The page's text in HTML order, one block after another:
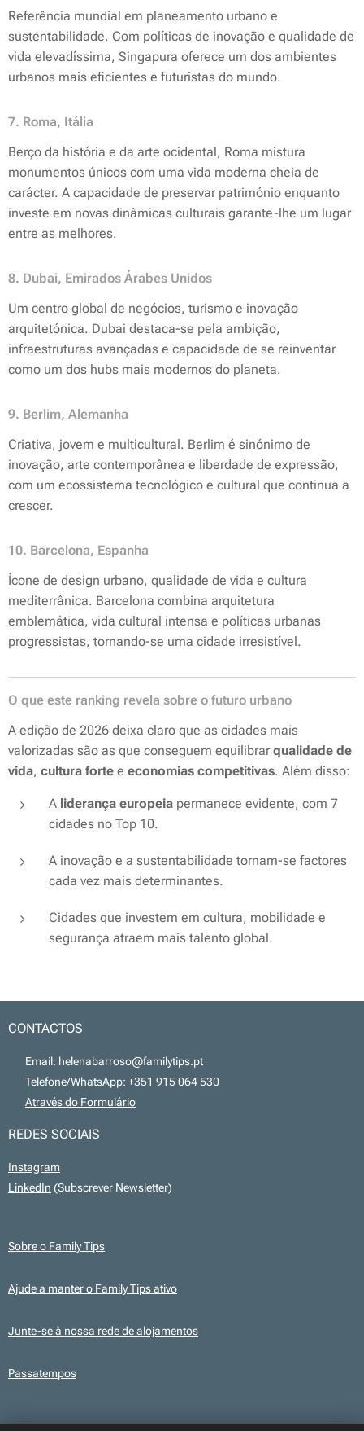
Referência mundial em planeamento urbano e
sustentabilidade. Com políticas de inovação e qualidade de
vida elevadíssima, Singapura oferece um dos ambientes
urbanos mais eficientes e futuristas do mundo.
7. Roma, Itália
Berço da história e da arte ocidental, Roma mistura
monumentos únicos com uma vida moderna cheia de
carácter. A capacidade de preservar património enquanto
investe em novas dinâmicas culturais garante-lhe um lugar
entre as melhores.
8. Dubai, Emirados Árabes Unidos
Um centro global de negócios, turismo e inovação
arquitetónica. Dubai destaca-se pela ambição,
infraestruturas avançadas e capacidade de se reinventar
como um dos hubs mais modernos do planeta.
9. Berlim, Alemanha
Criativa, jovem e multicultural. Berlim é sinónimo de
inovação, arte contemporânea e liberdade de expressão,
com um ecossistema tecnológico e cultural que continua a
crescer.
10. Barcelona, Espanha
Ícone de design urbano, qualidade de vida e cultura
mediterrânica. Barcelona combina arquitetura
emblemática, vida cultural intensa e políticas urbanas
progressistas, tornando-se uma cidade irresistível.
O que este ranking revela sobre o futuro urbano
A edição de 2026 deixa claro que as cidades mais
valorizadas são as que conseguem equilibrarqualidade de
vida, cultura forte e economias competitivas. Além disso:
A liderança europeia permanece evidente, com 7
cidades no Top 10.
A inovação e a sustentabilidade tornam-se factores
cada vez mais determinantes.
Cidades que investem em cultura, mobilidade e
segurança atraem mais talento global.
CONTACTOS
📧 Email: helenabarroso@familytips.pt
📞 Telefone/WhatsApp: +351 915 064 530
Através do Formulário
REDES SOCIAIS
Instagram
LinkedIn (Subscrever Newsletter)
Sobre o Family Tips
Ajude a manter o Family Tips ativo
Junte-se à nossa rede de alojamentos
Passatempos